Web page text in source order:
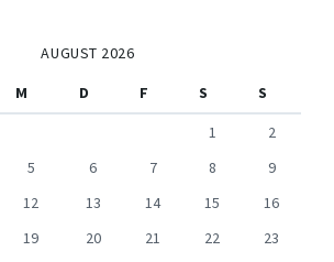
AUGUST 2026
M D F S
S
1
2
5 6 7 8
9
12 13 14 15
16
19 20 21 22
23